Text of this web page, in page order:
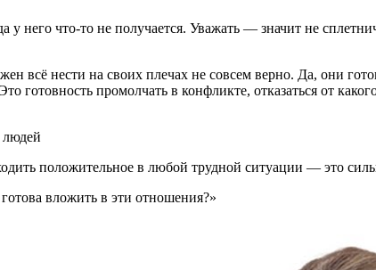
у него что-то не получается. Уважать — значит не
всё нести на своих плечах не совсем верно. Да, они
готовность промолчать в конфликте, отказаться от
положительное в любой трудной ситуации — это
вложить в эти отношения?»